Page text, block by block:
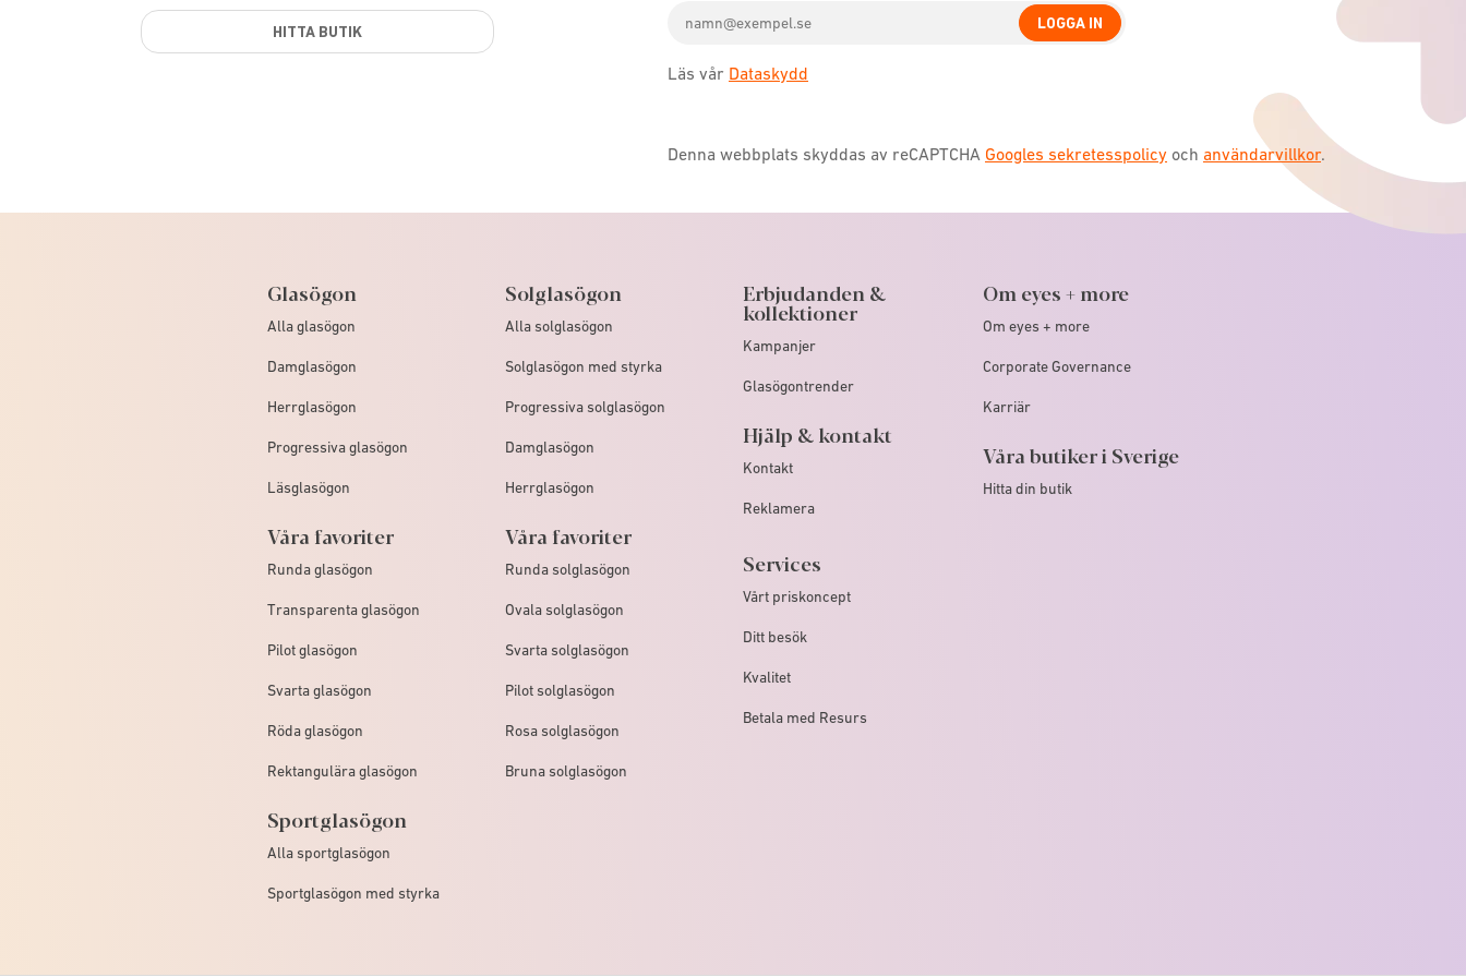
HITTA BUTIK
address
LOGGA IN
Läs vår Dataskydd
Denna webbplats skyddas av reCAPTCHA Googles sekretesspolicy och användarvillkor.
Glasögon
Alla glasögon
Damglasögon
Herrglasögon
Progressiva glasögon
Läsglasögon
Våra favoriter
Runda glasögon
Transparenta glasögon
Pilot glasögon
Svarta glasögon
Röda glasögon
Rektangulära glasögon
Sportglasögon
Alla sportglasögon
Sportglasögon med styrka
Solglasögon
Alla solglasögon
Solglasögon med styrka
Progressiva solglasögon
Damglasögon
Herrglasögon
Våra favoriter
Runda solglasögon
Ovala solglasögon
Svarta solglasögon
Pilot solglasögon
Rosa solglasögon
Bruna solglasögon
Erbjudanden &
kollektioner
Kampanjer
Glasögontrender
Hjälp & kontakt
Kontakt
Reklamera
Services
Vårt priskoncept
Ditt besök
Kvalitet
Betala med Resurs
Om eyes + more
Om eyes + more
Corporate Governance
Karriär
Våra butiker i Sverige
Hitta din butik